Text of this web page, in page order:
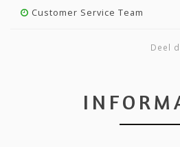
Customer Service Team
Deel